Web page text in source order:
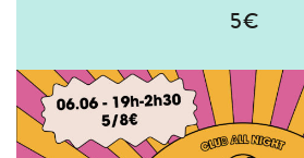
5€